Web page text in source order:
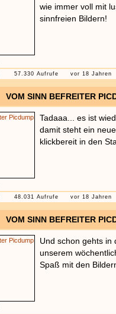
wie immer voll mit
sinnfreien Bildern!
57.330 Aufrufe vor 18 Jahren
VOM SINN BEFREITER
Tadaaa... es ist
damit steht ein
klickbereit in den
48.031 Aufrufe vor 18 Jahren
VOM SINN BEFREITER
Und schon gehts in
unserem
Spaß mit den